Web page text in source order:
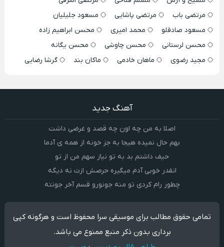
مرتضی باب
مرتضی پاشایی
مسعود جلیلیان
مسعود صادقلو
محمد امیری
محسن ابراهیم زاده
محسن لرستانی
محسن چاوشی
محسن یگانه
مجید رضوی
ماهان خادمی ماکان بند گرشا رضایی
آهنگ جدید
اصلا به من چه اون چه قصد و غرضی داشت
بهم حال نمیده هیجا به جز خونه از همه ی آدما
حیف داشتم بد به تو نیاز سهم من از تو
انقدر خوبی آدم میگیره حرصش ازت نه دیگه
چطور رام کردی تو منه جونورو قسم آخر جونته
تمامی حقوق مطالب برای موسیقی سرا محفوظ است و هرگونه کپی
برداری بدون ذکر منبع ممنوع می باشد.